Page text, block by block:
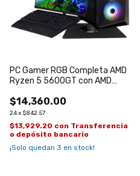
PC Gamer RGB Completa AMD
Ryzen 5 5600GT con AMD
$14,360.00
24x $842.57
$13,929.20 con Transferencia
o depósito bancario
¡Solo quedan 3 en stock!